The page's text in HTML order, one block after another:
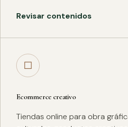
Revisar contenidos
□
Ecommerce creativo
Tiendas online para obra